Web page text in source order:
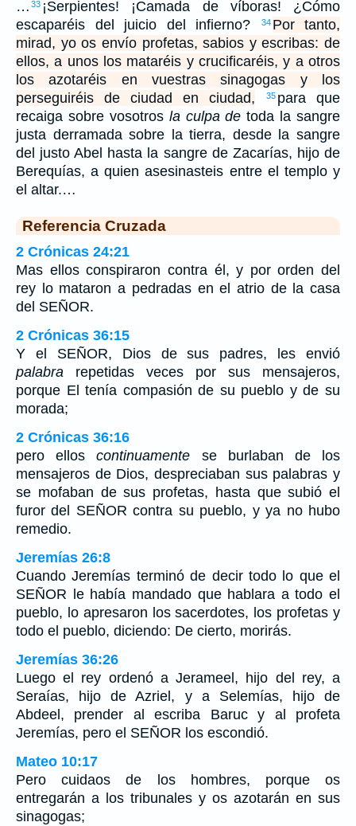
… 33 ¡Serpientes! ¡Camada de víboras! ¿Cómo
escaparéis del juicio del infierno?
34 Por tanto,
mirad, yo os envío profetas, sabios y escribas: de
ellos, a unos los mataréis y crucificaréis, y a otros
los azotaréis en vuestras sinagogas y los
perseguiréis de ciudad en ciudad,
35 para que
recaiga sobre vosotros la culpa de toda la sangre
justa derramada sobre la tierra, desde la sangre
del justo Abel hasta la sangre de Zacarías, hijo de
Berequías, a quien asesinasteis entre el templo y
el altar.…
Referencia Cruzada
2 Crónicas 24:21
Mas ellos conspiraron contra él, y por orden del
rey lo mataron a pedradas en el atrio de la casa
del SEÑOR.
2 Crónicas 36:15
Y el SEÑOR, Dios de sus padres, les envió
palabra repetidas veces por sus mensajeros,
porque El tenía compasión de su pueblo y de su
morada;
2 Crónicas 36:16
pero elloscontinuamente se burlaban de los
mensajeros de Dios, despreciaban sus palabras y
se mofaban de sus profetas, hasta que subió el
furor del SEÑOR contra su pueblo, y ya no hubo
remedio.
Jeremías 26:8
Cuando Jeremías terminó de decir todo lo que el
SEÑOR le había mandado que hablara a todo el
pueblo, lo apresaron los sacerdotes, los profetas y
todo el pueblo, diciendo: De cierto, morirás.
Jeremías 36:26
Luego el rey ordenó a Jerameel, hijo del rey, a
Seraías, hijo de Azriel, y a Selemías, hijo de
Abdeel, prender al escriba Baruc y al profeta
Jeremías, pero el SEÑOR los escondió.
Mateo 10:17
Pero cuidaos de los hombres, porque os
entregarán a los tribunales y os azotarán en sus
sinagogas;